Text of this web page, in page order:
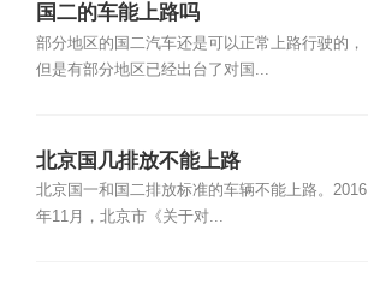
国二的车能上路吗
部分地区的国二汽车还是可以正常上路行驶的，
但是有部分地区已经出台了对国...
北京国几排放不能上路
北京国一和国二排放标准的车辆不能上路。2016
年11月，北京市《关于对...